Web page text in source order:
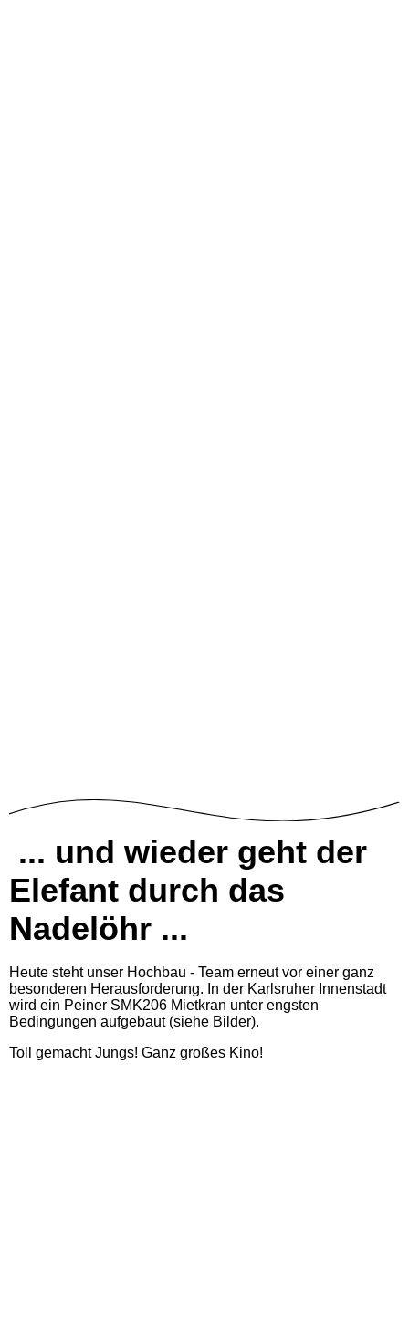
... und wieder geht der
Elefant durch das
Nadelöhr ...
Heute steht unser Hochbau - Team erneut vor einer ganz
besonderen Herausforderung. In der Karlsruher Innenstadt
wird ein Peiner SMK206 Mietkran unter engsten
Bedingungen aufgebaut (siehe Bilder).
Toll gemacht Jungs! Ganz großes Kino!